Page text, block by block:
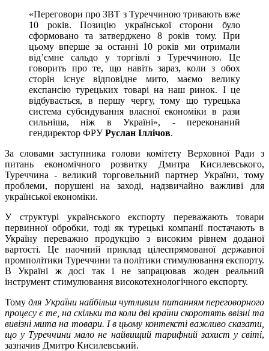
«Переговори про ЗВТ з Туреччиною тривають вже
10 років. Позицію української сторони було
сформовано та затверджено 8 років тому. При
цьому вперше за останні 10 років ми отримали
від’ємне сальдо у торгівлі з Туреччиною. Це
говорить про те, що навіть зараз, коли з обох
сторін існує відповідне мито, маємо велику
експансію турецьких товарі на наш ринок. І це
відбувається, в першу чергу, тому що турецька
система субсидування власної економіки в рази
сильніша, ніж в Україні», - переконаний
гендиректор ФРУРуслан Іллічов.
За словами заступника голови комітету Верховної Ради з
питань економічного розвитку Дмитра Кисилевського,
Туреччина - великий торговельний партнер України, тому
проблеми, порушені на заході, надзвичайно важливі для
української економіки.
У структурі українського експорту переважають товари
первинної обробки, тоді як турецькі компанії постачають в
Україну переважно продукцію з високим рівнем доданої
вартості. Це наочний приклад цілеспрямованої державної
промполітики Туреччини та політики стимулювання експорту.
В Україні ж досі так і не запрацював жоден реальний
інструмент стимулювання високотехнологічного експорту.
Томудля України найбільш чутливим питанням переговорного
процесу є те, на скільки та коли дві країни скоротять ввізні та
вивізні мита на товари. І в цьому контексті важливо сказати,
що у Туреччини мало не найвищий тарифний захист у світі,
зазначив Дмитро Кисилевський.